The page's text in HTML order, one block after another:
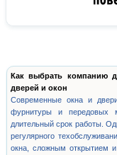
Как выбрать компанию
дверей и окон
Современные окна и
фурнитуры и передовых
длительный срок работы.
регулярного
окна, сложным открытием